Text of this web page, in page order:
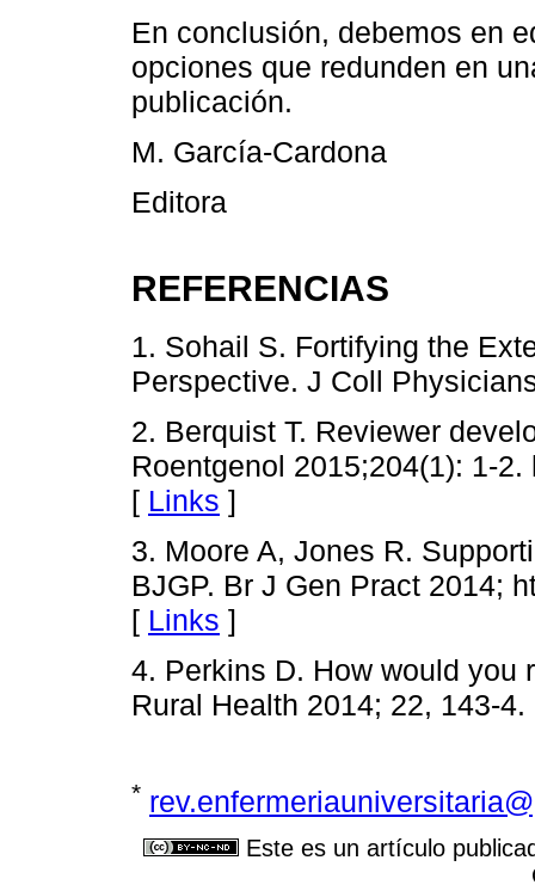
En conclusión, debemos en
opciones que redunden en
publicación.
M. García-Cardona
Editora
REFERENCIAS
1. Sohail S. Fortifying the
Perspective. J Coll
2. Berquist T. Reviewer
Roentgenol 2015;204(1): 1-
[ Links ]
3. Moore A, Jones R.
BJGP. Br J Gen Pract 2014;
[ Links ]
4. Perkins D. How would you
Rural Health 2014; 22, 143-
*
Este es un artículo